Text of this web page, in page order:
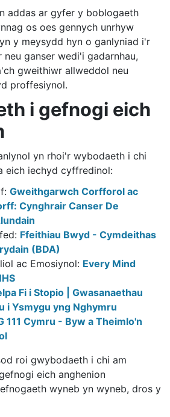
addas ar gyfer y boblogaeth
os oes gennych unrhyw
y meysydd hyn o ganlyniad i'r
neu ganser wedi'i gadarnhau,
gweithiwr allweddol neu
proffesiynol.
i gefnogi eich
yn rhoi'r wybodaeth i chi
eich iechyd cyffredinol:
Gweithgarwch Corfforol ac
Cynghrair Canser De
Ffeithiau Bwyd - Cymdeithas
(BDA)
ac Emosiynol: Every Mind
Fi i Stopio | Gwasanaethau
i Ysmygu yng Nghymru
111 Cymru - Byw a Theimlo'n
roi gwybodaeth i chi am
eich anghenion
wyneb yn wyneb, dros y